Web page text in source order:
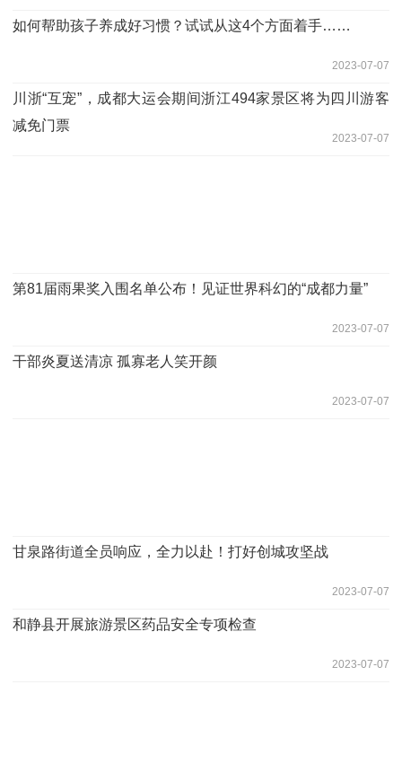
如何帮助孩子养成好习惯？试试从这4个方面着手……
2023-07-07
川浙“互宠”，成都大运会期间浙江494家景区将为四川游客
减免门票
2023-07-07
第81届雨果奖入围名单公布！见证世界科幻的“成都力量”
2023-07-07
干部炎夏送清凉 孤寡老人笑开颜
2023-07-07
甘泉路街道全员响应，全力以赴！打好创城攻坚战
2023-07-07
和静县开展旅游景区药品安全专项检查
2023-07-07